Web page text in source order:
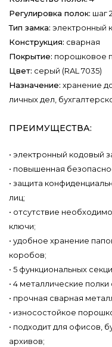
Регулировка полок: шаг
Тип замка: электронный
Конструкция: сварная
Покрытие: порошковое
Цвет: серый (RAL 7035)
Назначение: хранение
личных дел,
ПРЕИМУЩЕСТВА:
• электронный кодовый
• повышенная
• защита
лиц;
• отсутствие
ключи;
• удобное хранение
коробов;
• 5 функциональных
• 4 металлические
• прочная сварная
• износостойкое
• подходит для офисов,
архивов;